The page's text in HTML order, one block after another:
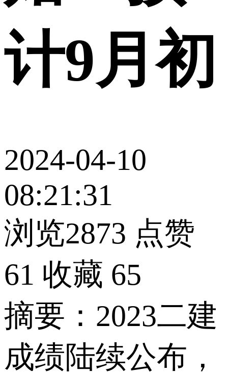
计9月初
2024-04-10
08:21:31
浏览2873 点赞
61 收藏 65
摘要：2023二建
成绩陆续公布，